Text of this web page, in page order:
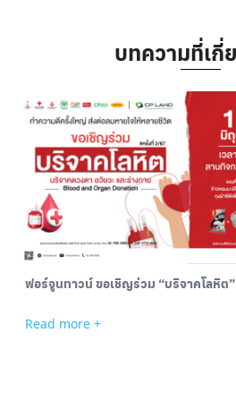
บทความที่เกี่
ฟอร์จูนทาวน์ ขอเชิญร่วม “บริจาคโลหิต”
Read more +